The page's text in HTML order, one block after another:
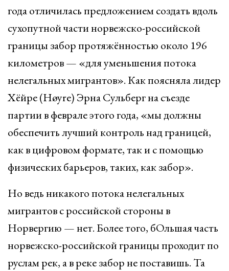
года отличилась предложением создать вдоль
сухопутной части норвежско-российской
границы забор протяжённостью около 196
километров — «для уменьшения потока
нелегальных мигрантов». Как поясняла лидер
Хёйре (Høyre) Эрна Сульберг на съезде
партии в феврале этого года, «мы должны
обеспечить лучший контроль над границей,
как в цифровом формате, так и с помощью
физических барьеров, таких, как забор».
Но ведь никакого потока нелегальных
мигрантов с российской стороны в
Норвергию — нет. Более того, бОльшая часть
норвежско-российской границы проходит по
руслам рек, а в реке забор не поставишь. Та